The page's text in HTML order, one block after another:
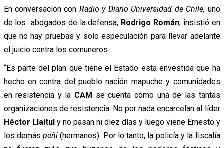
En conversación con Radio y Diario Universidad de Chile, uno
de los abogados de la defensa, Rodrigo Román, insistió en
que no hay pruebas y solo especulación para llevar adelante
el juicio contra los comuneros.
“Es parte del plan que tiene el Estado esta envestida que ha
hecho en contra del pueblo nación mapuche y comunidades
en resistencia y la CAM se cuenta como una de las tantas
organizaciones de resistencia. No por nada encarcelan al líder
Héctor Llaituly no pasan ni diez días y luego viene Ernesto y
los demáspeñi (hermanos). Por lo tanto, la policía y la fiscalía